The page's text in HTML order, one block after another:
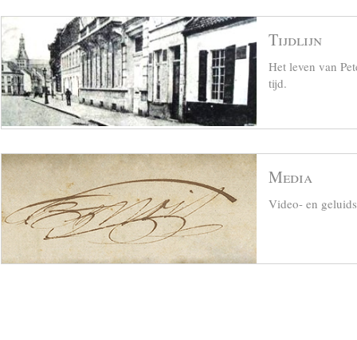
Tijdlijn
Het leven van
tijd.
Media
Video- en